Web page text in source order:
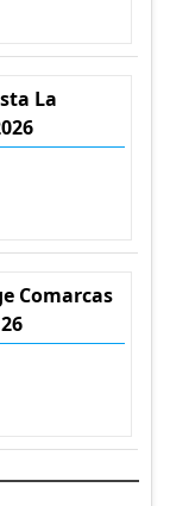
La
Comarcas